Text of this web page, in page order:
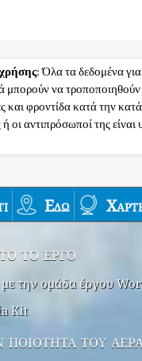
: Όλα τα δεδομένα
μπορούν να
και φροντίδα κατά την
ή οι αντιπρόσωποί της
Εδώ
το έργο
με την ομάδα έργου
Kit
ποιότητα του